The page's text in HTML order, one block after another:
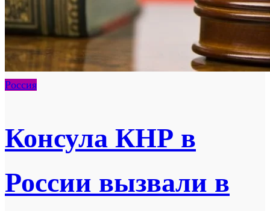
Россия
Консула КНР в
России вызвали в